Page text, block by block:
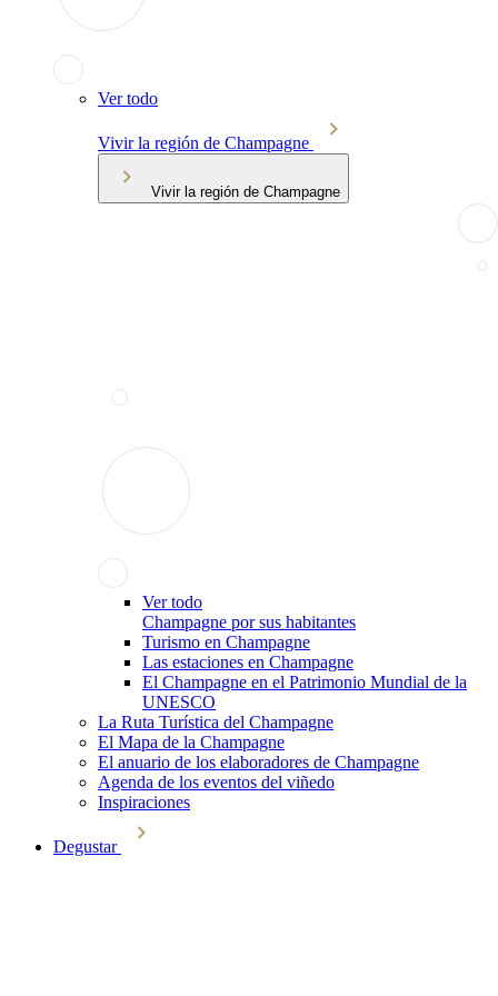
Ver todo
Vivir la región de Champagne
Vivir la región de Champagne
Ver todo
Champagne por sus habitantes
Turismo en Champagne
Las estaciones en Champagne
El Champagne en el Patrimonio Mundial de la
UNESCO
La Ruta Turística del Champagne
El Mapa de la Champagne
El anuario de los elaboradores de Champagne
Agenda de los eventos del viñedo
Inspiraciones
Degustar